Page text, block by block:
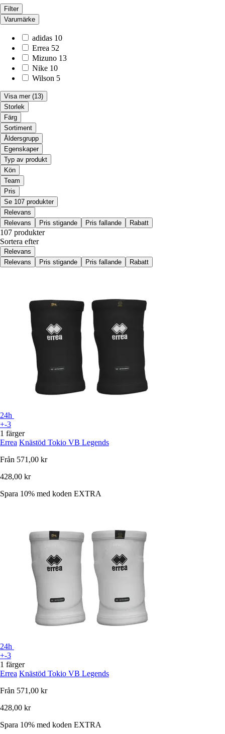
Filter
Varumärke
adidas 10
Errea 52
Mizuno 13
Nike 10
Wilson 5
Visa mer (13)
Storlek
Färg
Sortiment
Åldersgrupp
Egenskaper
Typ av produkt
Kön
Team
Pris
Se 107 produkter
Relevans
Relevans
Pris stigande Pris fallande Rabatt
107 produkter
Sortera efter
Relevans
Relevans
Pris stigande Pris fallande Rabatt
24h
+-3
1 färger
Errea Knästöd Tokio VB Legends
Från 571,00 kr
428,00 kr
Spara 10% med koden EXTRA
24h
+-3
1 färger
Errea Knästöd Tokio VB Legends
Från 571,00 kr
428,00 kr
Spara 10% med koden EXTRA